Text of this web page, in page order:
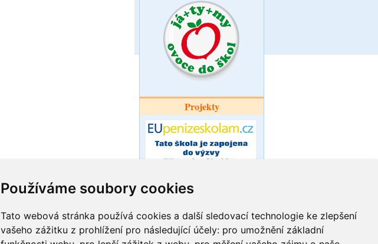
Používáme soubory cookies
Tato webová stránka používá cookies a další sledovací technologie ke zlepšení
vašeho zážitku z prohlížení pro následující účely: pro umožnění základní
Projekty
Šablony pro
ZŠ a MŠ Ořechov